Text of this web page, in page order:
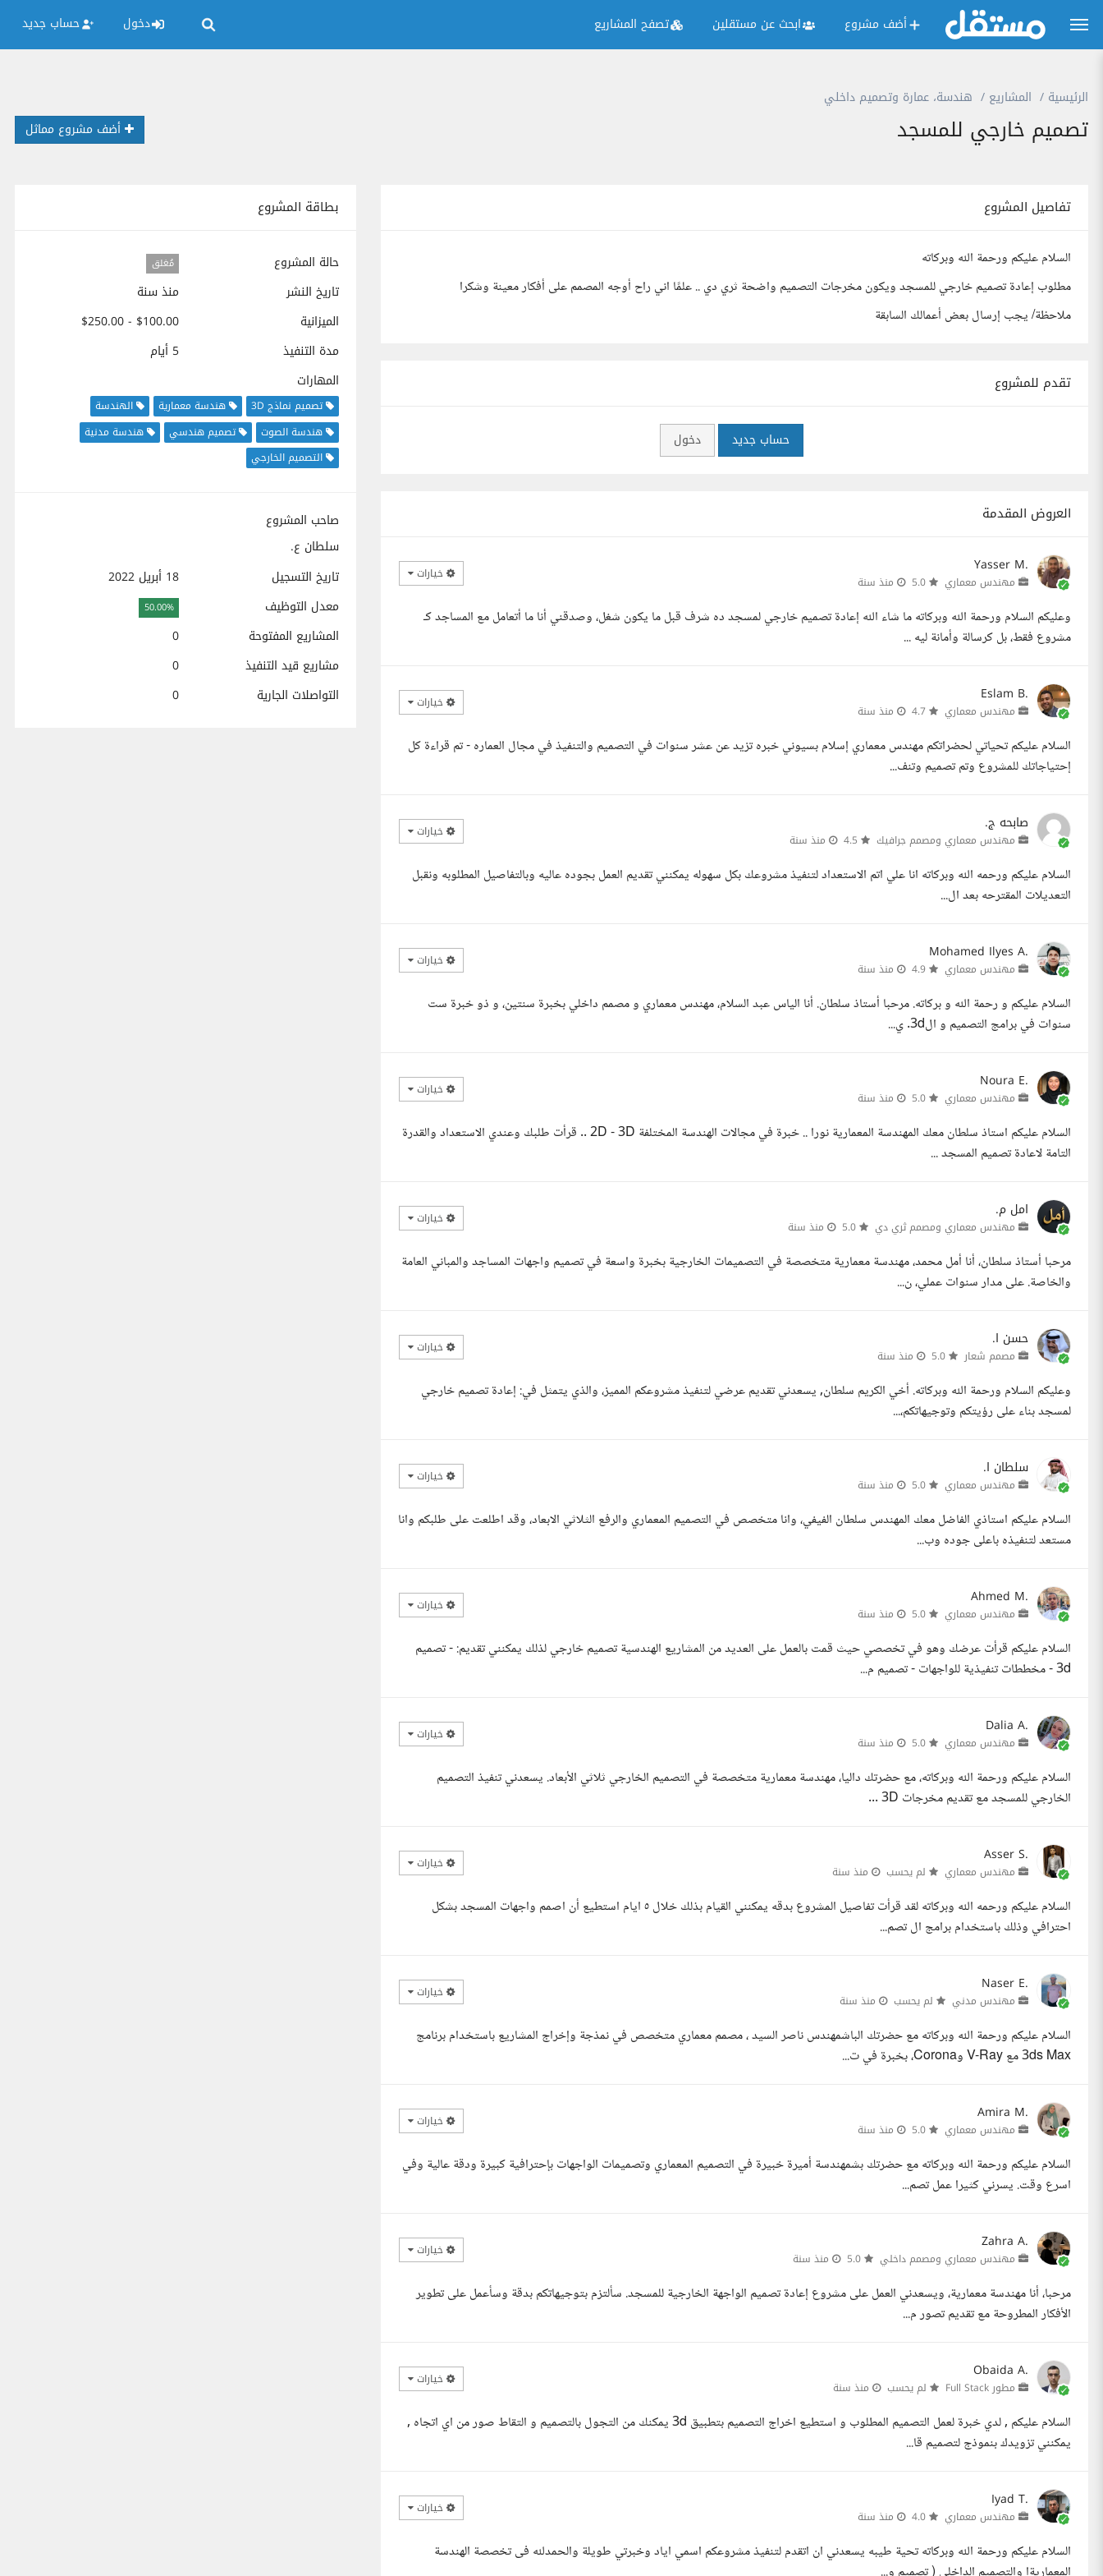
أضف مشروع ابحث عن مستقلين تصفح المشاريع دخول حساب جديد
الرئيسية المشاريع هندسة، عمارة وتصميم داخلي
تصميم خارجي للمسجد أضف مشروع مماثل
بطاقة المشروع
حالة المشروع مُغلق
تاريخ النشر
منذ سنة
الميزانية
$100.00 - $250.00
مدة التنفيذ
5 أيام
المهارات
تصميم نماذج 3D هندسة معمارية
الهندسة
هندسة الصوت
تصميم هندسي
هندسة مدنية
التصميم الخارجي
صاحب المشروع
سلطان ع.
تاريخ التسجيل
18 أبريل 2022
معدل التوظيف
50.00%
المشاريع المفتوحة
0
مشاريع قيد التنفيذ
0
التواصلات الجارية
0
تفاصيل المشروع
السلام عليكم ورحمة الله وبركاته
مطلوب إعادة تصميم خارجي للمسجد ويكون مخرجات التصميم واضحة ثري دي .. علمًا اني راح أوجه المصمم على أفكار معينة وشكرا
ملاحظة/ يجب إرسال بعض أعمالك السابقة
تقدم للمشروع
حساب جديد دخول
العروض المقدمة
Yasser M.
مهندس معماري منذ سنة خيارات
وعليكم السلام ورحمة الله وبركاته ما شاء الله إعادة تصميم خارجي لمسجد ده شرف قبل ما يكون شغل، وصدقني أنا ما أتعامل مع المساجد كـ
مشروع فقط، بل كرسالة وأمانة ليه ...
Eslam B.
مهندس معماري منذ سنة خيارات
السلام عليكم تحياتي لحضراتكم مهندس معماري إسلام بسيوني خبره تزيد عن عشر سنوات في التصميم والتنفيذ في مجال العماره - تم قراءة كل
إحتياجاتك للمشروع وتم تصميم وتنف...
صابحه ج.
مهندس معماري ومصمم جرافيك منذ سنة خيارات
السلام عليكم ورحمه الله وبركاته انا علي اتم الاستعداد لتنفيذ مشروعك بكل سهوله يمكنني تقديم العمل بجوده عاليه وبالتفاصيل المطلوبه ونقبل
التعديلات المقترحه بعد ال...
Mohamed Ilyes A.
مهندس معماري منذ سنة خيارات
السلام عليكم و رحمة الله و بركاته. مرحبا أستاذ سلطان. أنا الياس عبد السلام، مهندس معماري و مصمم داخلي بخبرة سنتين، و ذو خبرة ست
سنوات في برامج التصميم و ال3d. ي...
Noura E.
مهندس معماري منذ سنة خيارات
السلام عليكم استاذ سلطان معك المهندسة المعمارية نورا .. خبرة في مجالات الهندسة المختلفة 2D - 3D .. قرأت طلبك وعندي الاستعداد والقدرة
التامة لاعادة تصميم المسجد ...
امل م.
مهندس معماري ومصمم ثري دي منذ سنة خيارات
مرحبا أستاذ سلطان، أنا أمل محمد، مهندسة معمارية متخصصة في التصميمات الخارجية بخبرة واسعة في تصميم واجهات المساجد والمباني العامة
والخاصة. على مدار سنوات عملي، ن...
حسن ا.
مصمم شعار منذ سنة خيارات
وعليكم السلام ورحمة الله وبركاته. أخي الكريم سلطان, يسعدني تقديم عرضي لتنفيذ مشروعكم المميز، والذي يتمثل في: إعادة تصميم خارجي
لمسجد بناء على رؤيتكم وتوجيهاتكم،...
سلطان ا.
مهندس معماري منذ سنة خيارات
السلام عليكم استاذي الفاضل معك المهندس سلطان الفيفي، وانا متخصص في التصميم المعماري والرفع الثلاثي الابعاد، وقد اطلعت على طلبكم وانا
مستعد لتنفيذه باعلى جوده وب...
Ahmed M.
مهندس معماري منذ سنة خيارات
السلام عليكم قرأت عرضك وهو في تخصصي حيث قمت بالعمل على العديد من المشاريع الهندسية تصميم خارجي لذلك يمكنني تقديم: - تصميم
3d - مخططات تنفيذية للواجهات - تصميم م...
Dalia A.
مهندس معماري منذ سنة خيارات
السلام عليكم ورحمة الله وبركاته، مع حضرتك داليا، مهندسة معمارية متخصصة في التصميم الخارجي ثلاثي الأبعاد. يسعدني تنفيذ التصميم
الخارجي للمسجد مع تقديم مخرجات 3D ...
Asser S.
مهندس معماري لم يحسب منذ سنة خيارات
السلام عليكم ورحمه الله وبركاته لقد قرأت تفاصيل المشروع بدقه يمكنني القيام بذلك خلال ٥ ايام استطيع أن اصمم واجهات المسجد بشكل
احترافي وذلك باستخدام برامج ال تصم...
Naser E.
مهندس مدني لم يحسب منذ سنة خيارات
السلام عليكم ورحمة الله وبركاته مع حضرتك الباشمهندس ناصر السيد ، مصمم معماري متخصص في نمذجة وإخراج المشاريع باستخدام برنامج
3ds Max مع V-Ray وCorona، بخبرة في ت...
Amira M.
مهندس معماري منذ سنة خيارات
السلام عليكم ورحمة الله وبركاته مع حضرتك بشمهندسة أميرة خبيرة في التصميم المعماري وتصميمات الواجهات بإحترافية كبيرة ودقة عالية وفي
اسرع وقت. يسرني كثيرا عمل تصم...
Zahra A.
مهندس معماري ومصمم داخلي منذ سنة خيارات
مرحبا، أنا مهندسة معمارية، ويسعدني العمل على مشروع إعادة تصميم الواجهة الخارجية للمسجد. سألتزم بتوجيهاتكم بدقة وسأعمل على تطوير
الأفكار المطروحة مع تقديم تصور م...
Obaida A.
مطور Full Stack لم يحسب منذ سنة خيارات
السلام عليكم , لدي خبرة لعمل التصميم المطلوب و استطيع اخراج التصميم بتطبيق 3d يمكنك من التجول بالتصميم و التقاط صور من اي اتجاه ,
يمكنني تزويدك بنموذج لتصميم قا...
Iyad T.
مهندس معماري منذ سنة خيارات
السلام عليكم ورحمة الله وبركاته تحية طيبه يسعدني ان اتقدم لتنفيذ مشروعكم اسمي اياد وخبرتي طويلة والحمدلله فى تخصصة الهندسة